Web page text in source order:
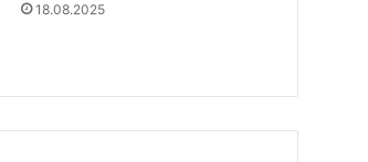
18.08.2025